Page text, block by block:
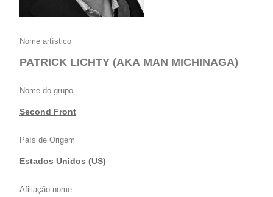
Nome artístico
PATRICK LICHTY (AKA MAN MICHINAGA)
Nome do grupo
Second Front
País de Origem
Estados Unidos (US)
Afiliação nome